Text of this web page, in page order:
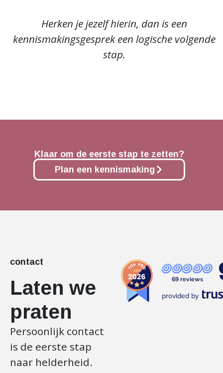
Herken je jezelf hierin, dan is een
kennismakingsgesprek een logische volgende
stap.
Klaar om de eerste stap te zetten?
Plan een kennismaking
contact
Laten we
praten
Persoonlijk contact
is de eerste stap
naar helderheid.
69 reviews
provided by